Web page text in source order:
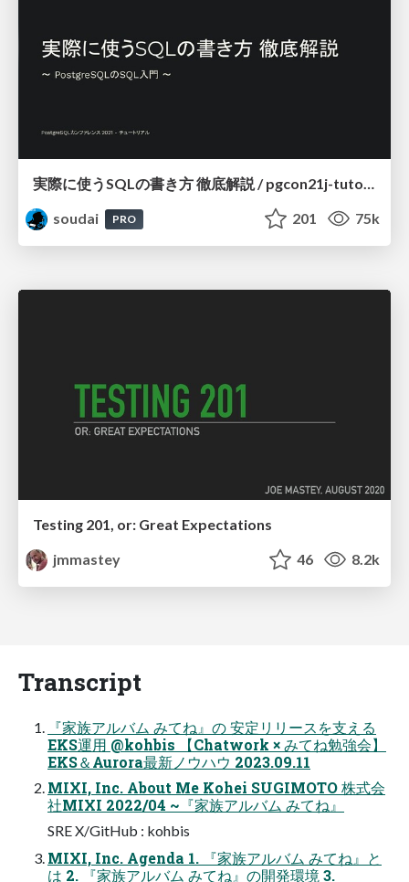
実際に使うSQLの書き方 徹底解説 / pgcon21j-tutorial
soudai
PRO 201 75k
Testing 201, or: Great Expectations
jmmastey
46 8.2k
Transcript
『家族アルバム みてね』の 安定リリースを支える
EKS運用 @kohbis 【Chatwork × みてね勉強会】
EKS＆Aurora最新ノウハウ 2023.09.11
MIXI, Inc. About Me Kohei SUGIMOTO 株式会
社MIXI 2022/04 ~『家族アルバム みてね』
SRE X/GitHub : kohbis
MIXI, Inc. Agenda 1. 『家族アルバム みてね』と
は 2. 『家族アルバム みてね』の開発環境 3.